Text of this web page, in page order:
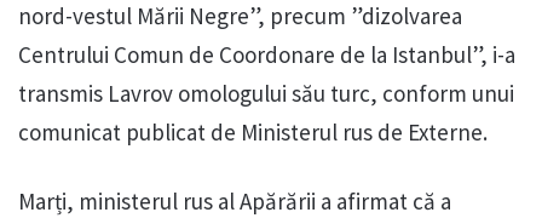
nord-vestul Mării Negre”, precum ”dizolvarea
Centrului Comun de Coordonare de la Istanbul”, i-a
transmis Lavrov omologului său turc, conform unui
comunicat publicat de Ministerul rus de Externe.
Marți, ministerul rus al Apărării a afirmat că a